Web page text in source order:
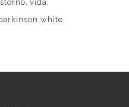
vida
white